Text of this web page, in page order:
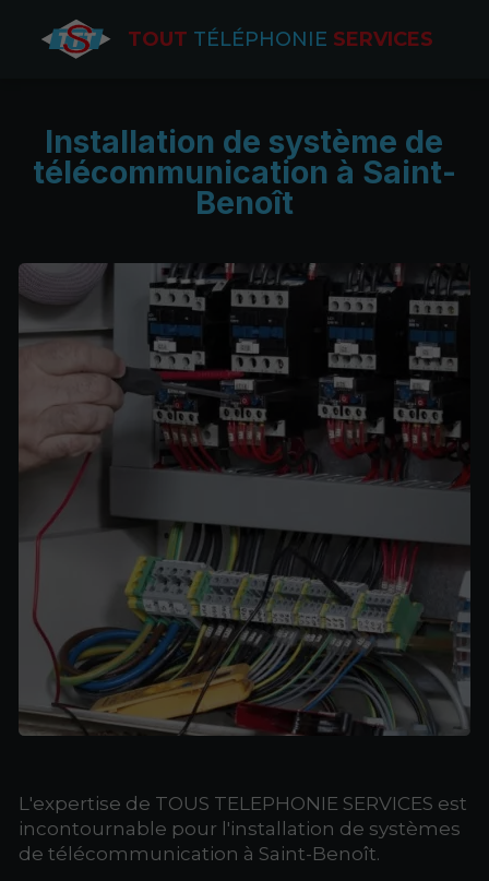
TOUT TÉLÉPHONIE SERVICES
Installation de système de
télécommunication à Saint-
Benoît
L'expertise de TOUS TELEPHONIE SERVICES est
incontournable pour l'installation de systèmes
de télécommunication à Saint-Benoît.